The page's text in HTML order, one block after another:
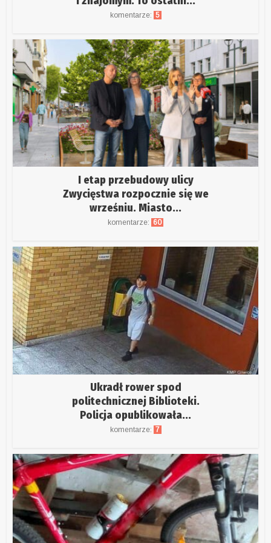
komentarze: 5
I etap przebudowy ulicy
Zwycięstwa rozpocznie się we
wrześniu. Miasto...
komentarze: 60
Ukradł rower spod
politechnicznej Biblioteki.
Policja opublikowała...
komentarze: 7